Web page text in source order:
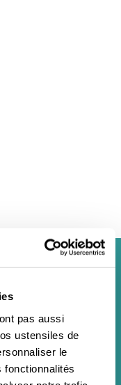
pas aussi
ustensiles de
le
fonctionnalités
classique et vous
moment.
mentions légales